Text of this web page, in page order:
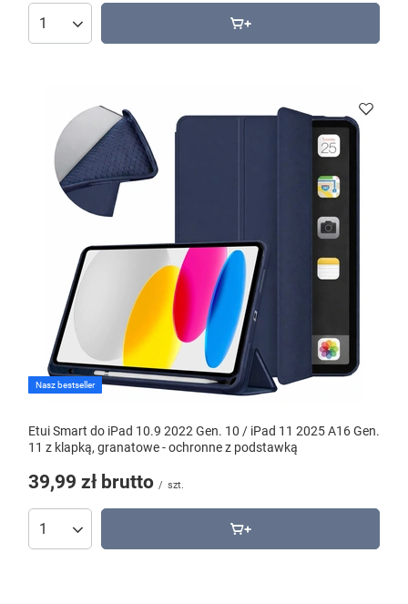
Nasz bestseller
Etui Smart do iPad 10.9 2022 Gen. 10 / iPad 11 2025 A16 Gen.
11 z klapką, granatowe - ochronne z podstawką
39,99 zł brutto / szt.